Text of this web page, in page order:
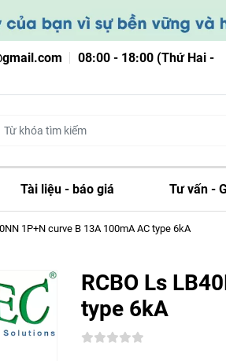
08:00 - 18:00 (Thứ Hai -
Tài liệu - báo giá Tư vấn -
1P+N curve B 13A 100mA AC type 6kA
RCBO Ls
type 6kA